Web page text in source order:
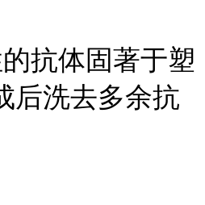
抗体固著于塑
后洗去多余抗